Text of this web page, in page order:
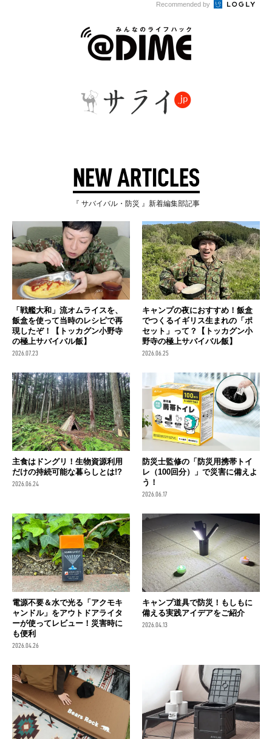
Recommended by
NEW ARTICLES
『 サバイバル・防災 』新着編集部記事
「戦艦大和」流オムライスを、
飯盒を使って当時のレシピで再
現したぞ！【トッカグン小野寺
の極上サバイバル飯】
2026.07.23
キャンプの夜におすすめ！飯盒
でつくるイギリス生まれの「ポ
セット」って？【トッカグン小
野寺の極上サバイバル飯】
2026.06.25
主食はドングリ！生物資源利用
だけの持続可能な暮らしとは!?
2026.06.24
防災士監修の「防災用携帯トイ
レ（100回分）」で災害に備えよ
う！
2026.06.17
電源不要＆水で光る「アクモキ
ャンドル」をアウトドアライタ
ーが使ってレビュー！災害時に
も便利
2026.04.26
キャンプ道具で防災！もしもに
備える実践アイデアをご紹介
2026.04.13